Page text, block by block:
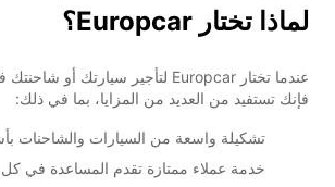
لماذا تختار Europcar؟
فإنك تستفيد من العديد من المزايا، بما في ذلك:
تشكيلة واسعة من السيارات والشاحنات
خدمة عملاء ممتازة تقدم المساعدة في